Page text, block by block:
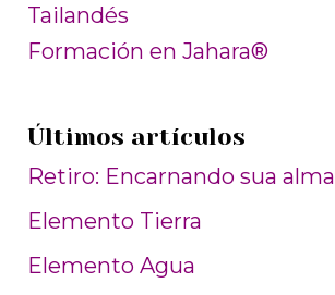
Tailandés
Formación en Jahara®
Últimos artículos
Retiro: Encarnando sua
Elemento Tierra
Elemento Agua